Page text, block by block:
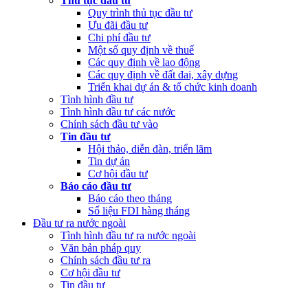
(Thứ Hai, 20/03/2023 05:26)Báo cáo tình hình thực hiện dự toán
NSNN Quý 4 và cả năm 2022
(Thứ Hai, 20/03/2023 05:17)Công bố công khai quyết toán ngân
sách nhà nước năm 2022 cùa Trung tâm Xúc tiến đầu tư phía Bắc
(Thứ Sáu, 24/02/2023 05:43)Việt Nam, Bỉ thúc đẩy hợp tác đổi
mới sáng tạo
Quy trình thủ tục đầu tư
Ưu đãi đầu tư
Chi phí đầu tư
Một số quy định về thuế
Các quy định về lao động
Các quy định về đất đai, xây dựng
Triển khai dự án & tổ chức kinh doanh
Tình hình đầu tư
Tình hình đầu tư các nước
Chính sách đầu tư vào
Tin đầu tư
Hội thảo, diễn đàn, triển lãm
Tin dự án
Cơ hội đầu tư
Báo cáo đầu tư
Báo cáo theo tháng
Số liệu FDI hàng tháng
Đầu tư ra nước ngoài
Tình hình đầu tư ra nước ngoài
Văn bản pháp quy
Chính sách đầu tư ra
Cơ hội đầu tư
Tin đầu tư